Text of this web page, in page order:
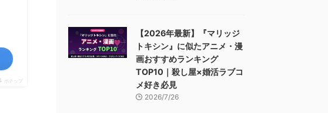
ポチップ
【2026年最新】『マリッジ
トキシン』に似たアニメ・漫
画おすすめランキング
TOP10｜殺し屋×婚活ラブコ
メ好き必見
2026/7/26